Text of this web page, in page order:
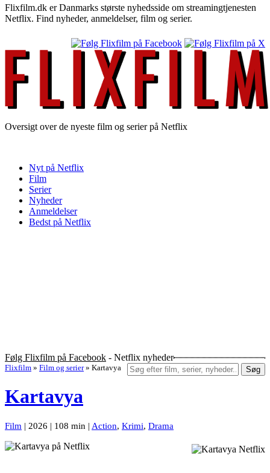
Flixfilm.dk er Danmarks største nyhedsside om streamingtjenesten
Netflix. Find nyheder, anmeldelser, film og serier.
Oversigt over de nyeste film og serier på Netflix
Nyt på Netflix
Film
Serier
Nyheder
Anmeldelser
Bedst på Netflix
Følg Flixfilm på Facebook - Netflix nyheder
Søg
Flixfilm » Film og serier » Kartavya
Kartavya
Film | 2026 | 108 min | Action, Krimi, Drama